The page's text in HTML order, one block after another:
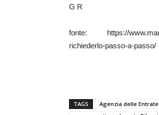
G R
fonte: https://
richiederlo-passo-a-passo/
TAGS Agenzia delle Entrate